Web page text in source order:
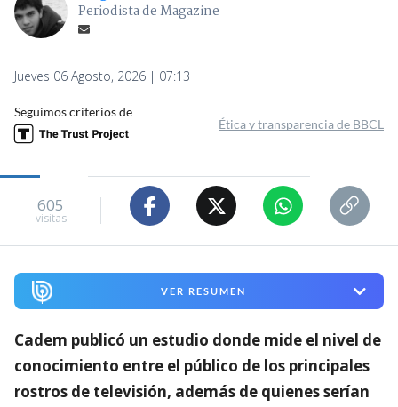
Periodista de Magazine
Jueves 06 Agosto, 2026 | 07:13
Seguimos criterios de
Ética y transparencia de BBCL
605
visitas
VER RESUMEN
Cadem publicó un estudio donde mide el nivel de
conocimiento entre el público de los principales
rostros de televisión, además de quienes serían